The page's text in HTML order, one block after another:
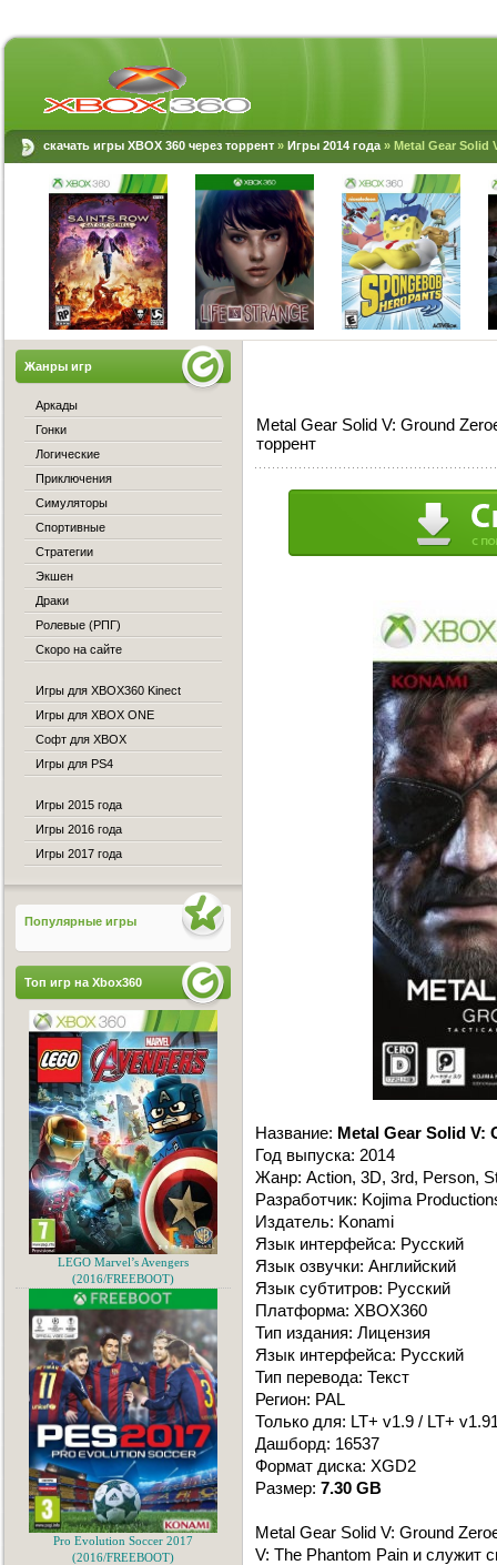
скачать игры XBOX 360 через торрент » Игры 2014 года » Metal Gear Solid
Metal Gear Solid V: Ground
торрент
Название: Metal Gear Solid V:
Год выпуска: 2014
Жанр: Action, 3D, 3rd, Person,
Разработчик: Kojima
Издатель: Konami
Язык интерфейса: Русский
Язык озвучки: Английский
Язык субтитров: Русский
Платформа: XBOX360
Тип издания: Лицензия
Язык интерфейса: Русский
Тип перевода: Текст
Регион: PAL
Только для: LT+ v1.9 / LT+
Дашборд: 16537
Формат диска: XGD2
Размер: 7.30 GB
Metal Gear Solid V: Ground
V: The Phantom Pain и
Жанры игр
Аркады
Гонки
Логические
Приключения
Симуляторы
Спортивные
Стратегии
Экшен
Драки
Ролевые (РПГ)
Скоро на сайте
Игры для XBOX360 Kinect
Игры для XBOX ONE
Софт для XBOX
Игры для PS4
Игры 2015 года
Игры 2016 года
Игры 2017 года
Популярные игры
Топ игр на Xbox360
LEGO Marvel’s Avengers
(2016/FREEBOOT)
Pro Evolution Soccer 2017
(2016/FREEBOOT)